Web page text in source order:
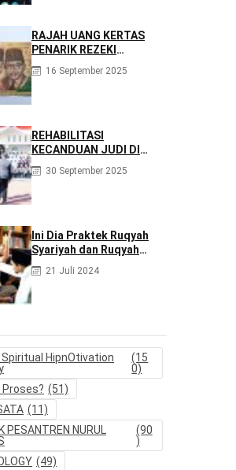
RAJAH UANG KERTAS
PENARIK REZEKI
BERLIMPAH
16 September 2025
REHABILITASI
KECANDUAN JUDI DI
PONPES NURUL FIRDAUS
|| Kecanduan Judi
30 September 2025
Ini Dia Praktek Ruqyah
Syariyah dan Ruqyah
Syetan Menurut Dr
Gumilar
21 Juli 2024
Spiritual HipnOtivation
(15
0)
Proses? (51)
(11)
PESANTREN NURUL
(90
)
(49)